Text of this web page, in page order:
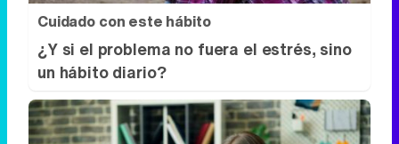
Cuidado con este hábito
¿Y si el problema no fuera el estrés, sino
un hábito diario?